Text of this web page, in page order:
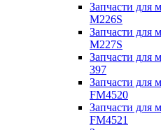
Запчасти для
M226S
Запчасти для
M227S
Запчасти для
397
Запчасти для
FM4520
Запчасти для
FM4521